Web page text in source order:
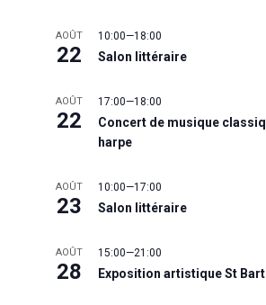
AOÛT
22
10:00—18:00
Salon littéraire
AOÛT
22
17:00—18:00
Concert de musique
harpe
AOÛT
23
10:00—17:00
Salon littéraire
AOÛT
28
15:00—21:00
Exposition artistique St